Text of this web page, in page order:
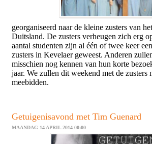
georganiseerd naar de kleine zusters van
Duitsland. De zusters verheugen zich erg
aantal studenten zijn al één of twee keer
zusters in Kevelaer geweest. Anderen
misschien nog kennen van hun korte
jaar. We zullen dit weekend met de zusters
meebidden.
Getuigenisavond met Tim Guenard
MAANDAG 14 APRIL 2014 00:00